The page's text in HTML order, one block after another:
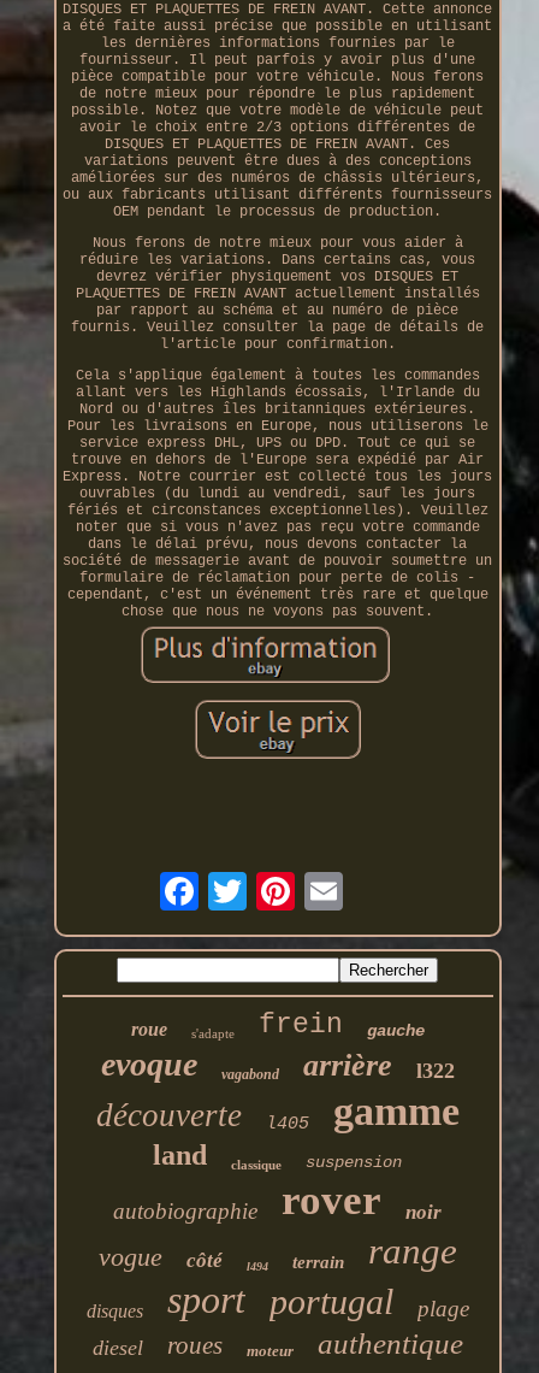
DISQUES ET PLAQUETTES DE FREIN AVANT. Cette annonce
a été faite aussi précise que possible en utilisant
les dernières informations fournies par le
fournisseur. Il peut parfois y avoir plus d'une
pièce compatible pour votre véhicule. Nous ferons
de notre mieux pour répondre le plus rapidement
possible. Notez que votre modèle de véhicule peut
avoir le choix entre 2/3 options différentes de
DISQUES ET PLAQUETTES DE FREIN AVANT. Ces
variations peuvent être dues à des conceptions
améliorées sur des numéros de châssis ultérieurs,
ou aux fabricants utilisant différents fournisseurs
OEM pendant le processus de production.
Nous ferons de notre mieux pour vous aider à
réduire les variations. Dans certains cas, vous
devrez vérifier physiquement vos DISQUES ET
PLAQUETTES DE FREIN AVANT actuellement installés
par rapport au schéma et au numéro de pièce
fournis. Veuillez consulter la page de détails de
l'article pour confirmation.
Cela s'applique également à toutes les commandes
allant vers les Highlands écossais, l'Irlande du
Nord ou d'autres îles britanniques extérieures.
Pour les livraisons en Europe, nous utiliserons le
service express DHL, UPS ou DPD. Tout ce qui se
trouve en dehors de l'Europe sera expédié par Air
Express. Notre courrier est collecté tous les jours
ouvrables (du lundi au vendredi, sauf les jours
fériés et circonstances exceptionnelles). Veuillez
noter que si vous n'avez pas reçu votre commande
dans le délai prévu, nous devons contacter la
société de messagerie avant de pouvoir soumettre un
formulaire de réclamation pour perte de colis -
cependant, c'est un événement très rare et quelque
chose que nous ne voyons pas souvent.
roue s'adapte frein gauche
evoque vagabond arrière l322
découverte l405 gamme
land classique suspension
autobiographie rover noir
vogue côté l494 terrain range
disques sport portugal plage
diesel roues moteur authentique